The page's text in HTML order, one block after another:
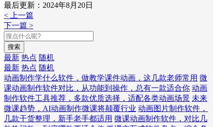
最后更新：2024年8月20日
< 上一篇
下一篇 >
搜索
最新 热点 随机
最新 热点 随机
动画制作学什么软件，做教学课件动画，这几款老师常用 微
课动画制作软件对比，从功能到操作，总有一款适合你 动画
制作软件工具推荐，多款优质选择，适配各类动画场景 未来
微课趋势，AI动画制作微课将颠覆行业 动画图片制作软件，
几款干货整理，新手老手都适用 微课动画制作软件，对比几